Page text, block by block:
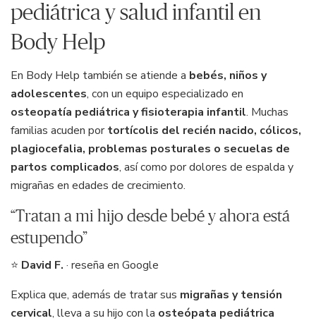
pediátrica y salud infantil en
Body Help
En Body Help también se atiende a bebés, niños y
adolescentes, con un equipo especializado en
osteopatía pediátrica y fisioterapia infantil. Muchas
familias acuden portortícolis del recién nacido, cólicos,
plagiocefalia, problemas posturales o secuelas de
partos complicados, así como por dolores de espalda y
migrañas en edades de crecimiento.
“Tratan a mi hijo desde bebé y ahora está
estupendo”
⭐ David F. · reseña en Google
Explica que, además de tratar sus migrañas y tensión
cervical, lleva a su hijo con la osteópata pediátrica